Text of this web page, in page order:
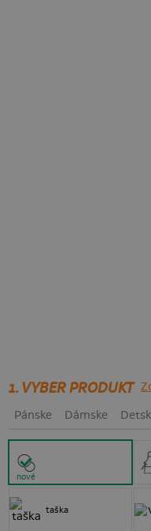
1. VYBER PRODUKT
Pánske Dámske
nové
taška